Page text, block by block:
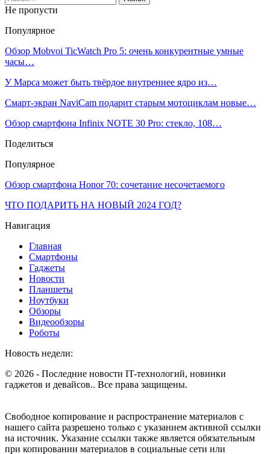
Не пропусти
Популярное
Обзор Mobvoi TicWatch Pro 5: очень конкурентные умные
часы…
У Марса может быть твёрдое внутреннее ядро из…
Смарт-экран NaviCam подарит старым мотоциклам новые…
Обзор смартфона Infinix NOTE 30 Pro: стекло, 108…
Поделиться
Популярное
Обзор смартфона Honor 70: сочетание несочетаемого
ЧТО ПОДАРИТЬ НА НОВЫЙ 2024 ГОД?
Навигация
Главная
Смартфоны
Гаджеты
Новости
Планшеты
Ноутбуки
Обзоры
Видеообзоры
Роботы
Новость недели:
© 2026 - Последние новости IT-технологий, новинки
гаджетов и девайсов.. Все права защищены.
Свободное копирование и распространение материалов с
нашего сайта разрешено только с указанием активной ссылки
на источник. Указание ссылки также является обязательным
при копировании материалов в социальные сети или